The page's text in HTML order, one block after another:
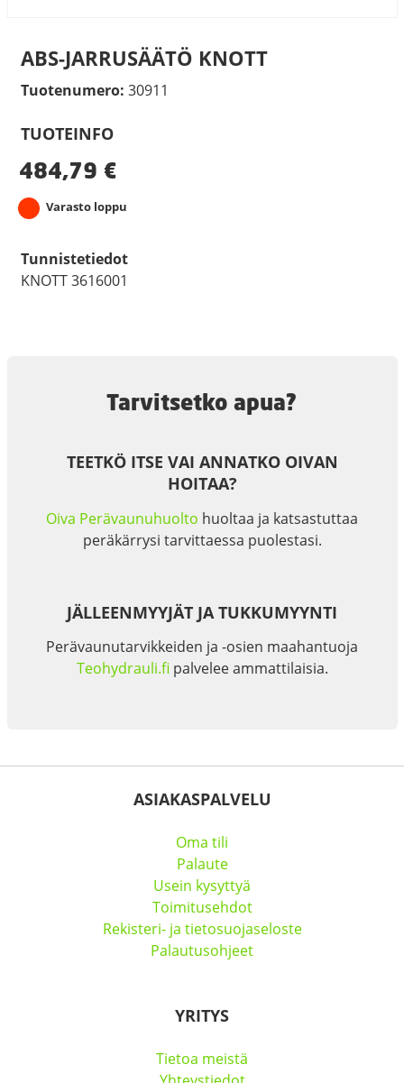
ABS-JARRUSÄÄTÖ KNOTT
Tuotenumero: 30911
TUOTEINFO
484,79 €
Varasto loppu
Tunnistetiedot
KNOTT 3616001
Tarvitsetko apua?
TEETKÖ ITSE VAI ANNATKO OIVAN
HOITAA?
Oiva Perävaunuhuolto huoltaa ja katsastuttaa
peräkärrysi tarvittaessa puolestasi.
JÄLLEENMYYJÄT JA TUKKUMYYNTI
Perävaunutarvikkeiden ja -osien maahantuoja
Teohydrauli.fi palvelee ammattilaisia.
ASIAKASPALVELU
Oma tili
Palaute
Usein kysyttyä
Toimitusehdot
Rekisteri- ja tietosuojaseloste
Palautusohjeet
YRITYS
Tietoa meistä